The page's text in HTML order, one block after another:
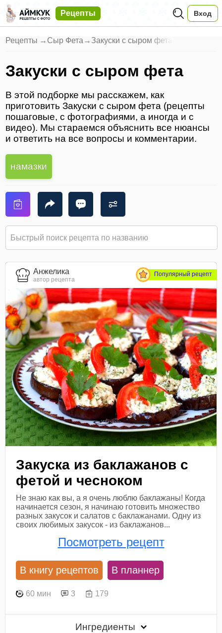
Рецепты Вход
Рецепты → Сыр Фета → Закуски с сыром фета
Закуски с сыром фета
В этой подборке мы расскажем, как
приготовить Закуски с сыром фета (рецепты
пошаговые, с фотографиями, а иногда и с
видео). Мы стараемся объяснить все нюансы
и ответить на все вопросы и комментарии.
намазки
Анжелика
автор рецепта
Популярный рецепт
Закуска из баклажанов с
фетой и чесноком
Не знаю как вы, а я очень люблю баклажаны! Когда
начинается сезон, я начинаю готовить множество
разных закусок и салатов с баклажанами. Одну из
своих любимых закусок - из баклажанов...
Посмотреть рецепт
В книгу рецептов В планнер
60 мин 3 179
Ингредиенты